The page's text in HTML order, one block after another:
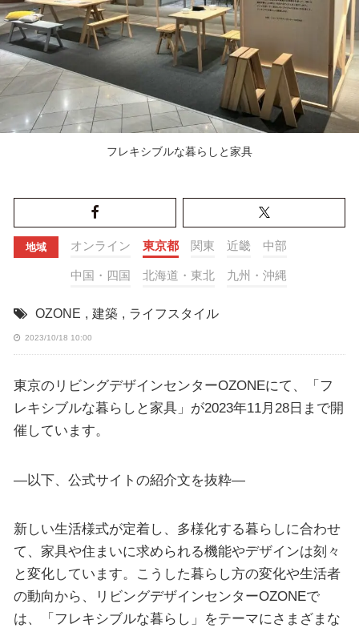
フレキシブルな暮らしと家具
地域 オンライン 東京都 関東 近畿 中部
中国・四国 北海道・東北 九州・沖縄
OZONE , 建築 , ライフスタイル
2023/10/18 10:00
東京のリビングデザインセンターOZONEにて、「フ
レキシブルな暮らしと家具」が2023年11月28日まで開
催しています。
—以下、公式サイトの紹介文を抜粋—
新しい生活様式が定着し、多様化する暮らしに合わせ
て、家具や住まいに求められる機能やデザインは刻々
と変化しています。こうした暮らし方の変化や生活者
の動向から、リビングデザインセンターOZONEで
は、「フレキシブルな暮らし」をテーマにさまざまな